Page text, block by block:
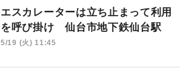
エスカレーターは立ち止まって利用
を呼び掛け 仙台市地下鉄仙台駅
5/19 (火) 11:45